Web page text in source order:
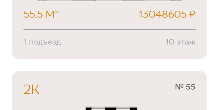
55,5 М² 13048605 ₽
1 подъезд 10 этаж
2К № 55